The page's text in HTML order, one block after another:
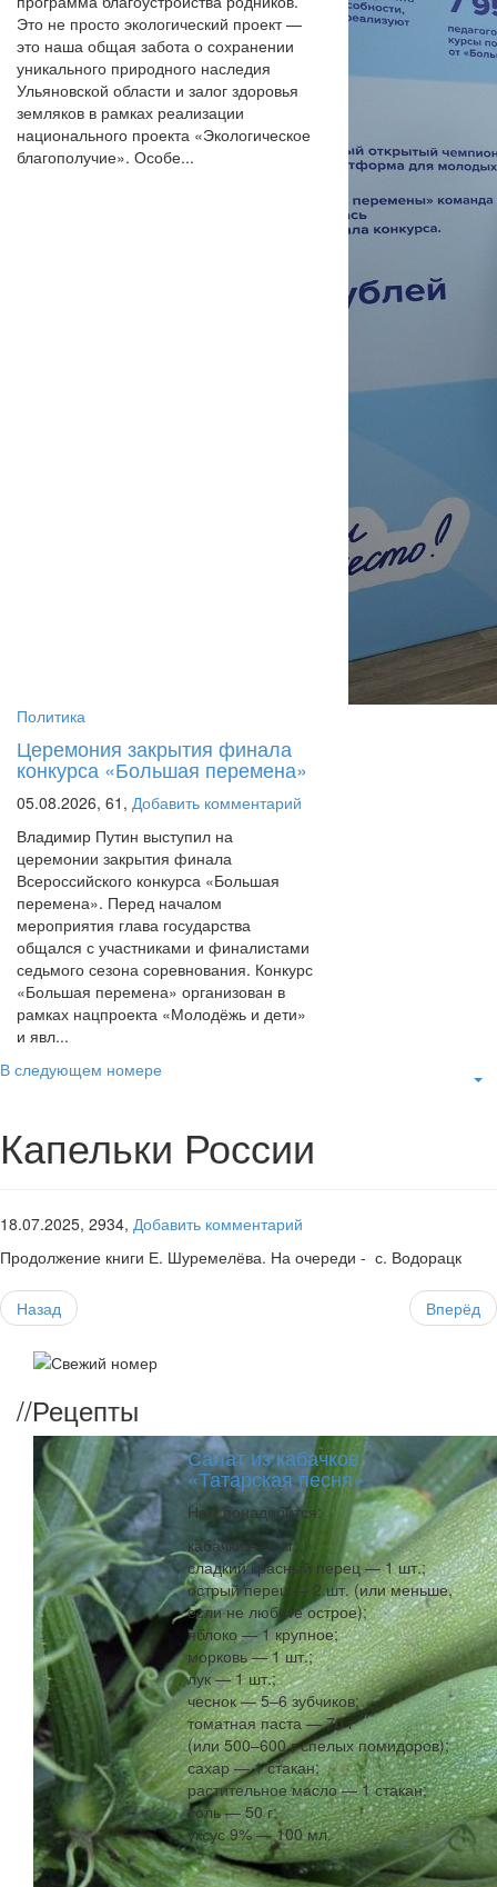
Это не просто экологический проект —
это наша общая забота о сохранении
уникального природного наследия
Ульяновской области и залог здоровья
земляков в рамках реализации
национального проекта «Экологическое
благополучие». Особе...
Политика
Церемония закрытия финала
конкурса «Большая перемена»
05.08.2026, 61, Добавить комментарий
Владимир Путин выступил на
церемонии закрытия финала
Всероссийского конкурса «Большая
перемена». Перед началом
мероприятия глава государства
общался с участниками и финалистами
седьмого сезона соревнования. Конкурс
«Большая перемена» организован в
рамках нацпроекта «Молодёжь и дети»
и явл...
В следующем номере
Капельки России
18.07.2025, 2934, Добавить комментарий
Продолжение книги Е. Шуремелёва. На очереди - с. Водорацк
Назад Вперёд
//Рецепты
Салат из кабачков
«Татарская песня»
Нам понадобится:
кабачки — 2 кг;
сладкий красный перец — 1 шт.;
острый перец — 2 шт. (или меньше,
если не любите острое);
яблоко — 1 крупное;
морковь — 1 шт.;
лук — 1 шт.;
чеснок — 5–6 зубчиков;
томатная паста — 70 г
(или 500–600 г спелых помидоров);
сахар — 1 стакан;
растительное масло — 1 стакан;
соль — 50 г;
уксус 9% — 100 мл.